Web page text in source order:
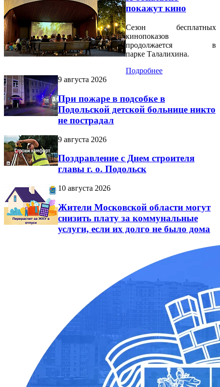
покажут кино
Сезон бесплатных
кинопоказов
продолжается в
парке Талалихина.
Подробнее
9 августа 2026
При пожаре в подсобке в
Подольской детской больнице никто
не пострадал
9 августа 2026
Поздравление с Днем строителя
главы г. о. Подольск
10 августа 2026
Жители Московской области могут
снизить плату за коммунальные
услуги, если их долго не было дома